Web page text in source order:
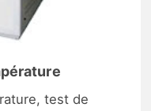
test de